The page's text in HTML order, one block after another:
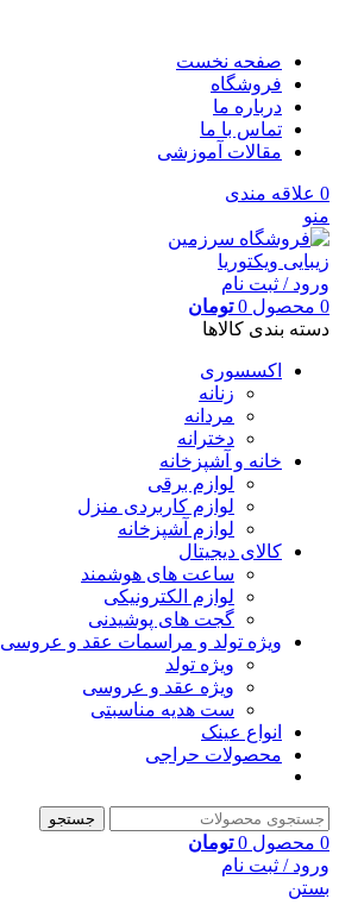
صفحه نخست
فروشگاه
درباره ما
تماس با ما
مقالات آموزشی
0 علاقه مندی
منو
ورود / ثبت نام
0 محصول 0 تومان
دسته بندی کالاها
اکسسوری
زنانه
مردانه
دخترانه
خانه و آشپزخانه
لوازم برقی
لوازم کاربردی منزل
لوازم آشپزخانه
کالای دیجیتال
ساعت های هوشمند
لوازم الکترونیکی
گجت های پوشیدنی
ویژه تولد و مراسمات عقد و عروسی
ویژه تولد
ویژه عقد و عروسی
ست هدیه مناسبتی
انواع عینک
محصولات حراجی
جستجو
0 محصول 0 تومان
ورود / ثبت نام
بستن